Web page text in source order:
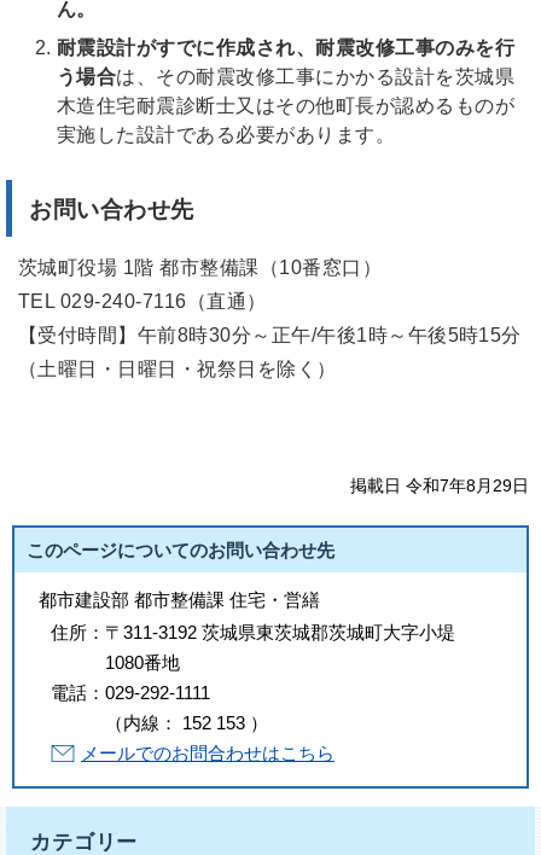
ん。
耐震設計がすでに作成され、耐震改修工事のみを行
う場合は、その耐震改修工事にかかる設計を茨城県
木造住宅耐震診断士又はその他町長が認めるものが
実施した設計である必要があります。
お問い合わせ先
茨城町役場 1階 都市整備課（10番窓口）
TEL 029-240-7116（直通）
【受付時間】午前8時30分～正午/午後1時～午後5時15分
（土曜日・日曜日・祝祭日を除く）
掲載日 令和7年8月29日
このページについてのお問い合わせ先
都市建設部 都市整備課 住宅・営繕
住所： 〒311-3192 茨城県東茨城郡茨城町大字小堤
1080番地
電話： 029-292-1111
（内線 ： 152 153 ）
メールでのお問合わせはこちら
カテゴリー